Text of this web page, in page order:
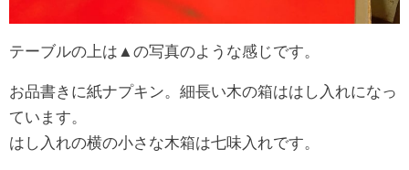
テーブルの上は▲の写真のような感じです。
お品書きに紙ナプキン。細長い木の箱ははし入れになっ
ています。
はし入れの横の小さな木箱は七味入れです。